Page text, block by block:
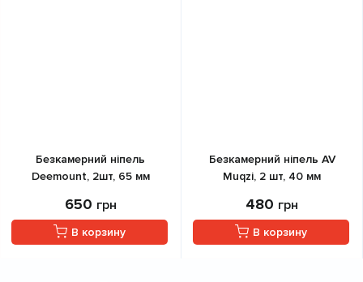
Безкамерний ніпель
Deemount, 2шт, 65 мм
650 грн
В корзину
Безкамерний ніпель AV
Muqzi, 2 шт, 40 мм
480 грн
В корзину